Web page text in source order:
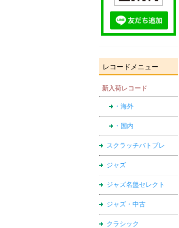
レコードメニュー
新入荷レコード
・海外
・国内
スクラッチバトブレ
ジャズ
ジャズ名盤セレクト
ジャズ・中古
クラシック